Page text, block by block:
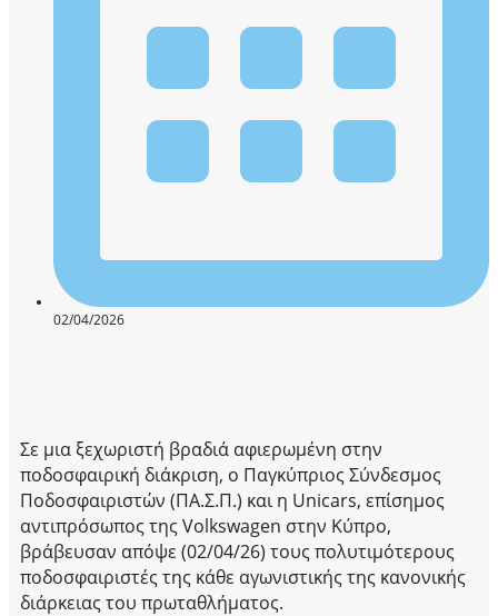
02/04/2026
Σε μια ξεχωριστή βραδιά αφιερωμένη στην
ποδοσφαιρική διάκριση, ο Παγκύπριος Σύνδεσμος
Ποδοσφαιριστών (ΠΑ.Σ.Π.) και η Unicars, επίσημος
αντιπρόσωπος της Volkswagen στην Κύπρο,
βράβευσαν απόψε (02/04/26) τους πολυτιμότερους
ποδοσφαιριστές της κάθε αγωνιστικής της κανονικής
διάρκειας του πρωταθλήματος.